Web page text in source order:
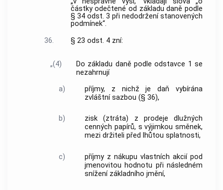
částky odečtené od základu daně podle
§ 34 odst. 3 při nedodržení stanovených
podmínek“.
36.
§ 23 odst. 4 zní:
„(4)
Do základu daně podle odstavce 1 se
nezahrnují
a)
příjmy, z nichž je daň vybírána
zvláštní sazbou (§ 36),
b)
zisk (ztráta) z prodeje dlužných
cenných papírů, s výjimkou směnek,
mezi držiteli před lhůtou splatnosti,
c)
příjmy z nákupu vlastních akcií pod
jmenovitou hodnotu při následném
snížení základního jmění,